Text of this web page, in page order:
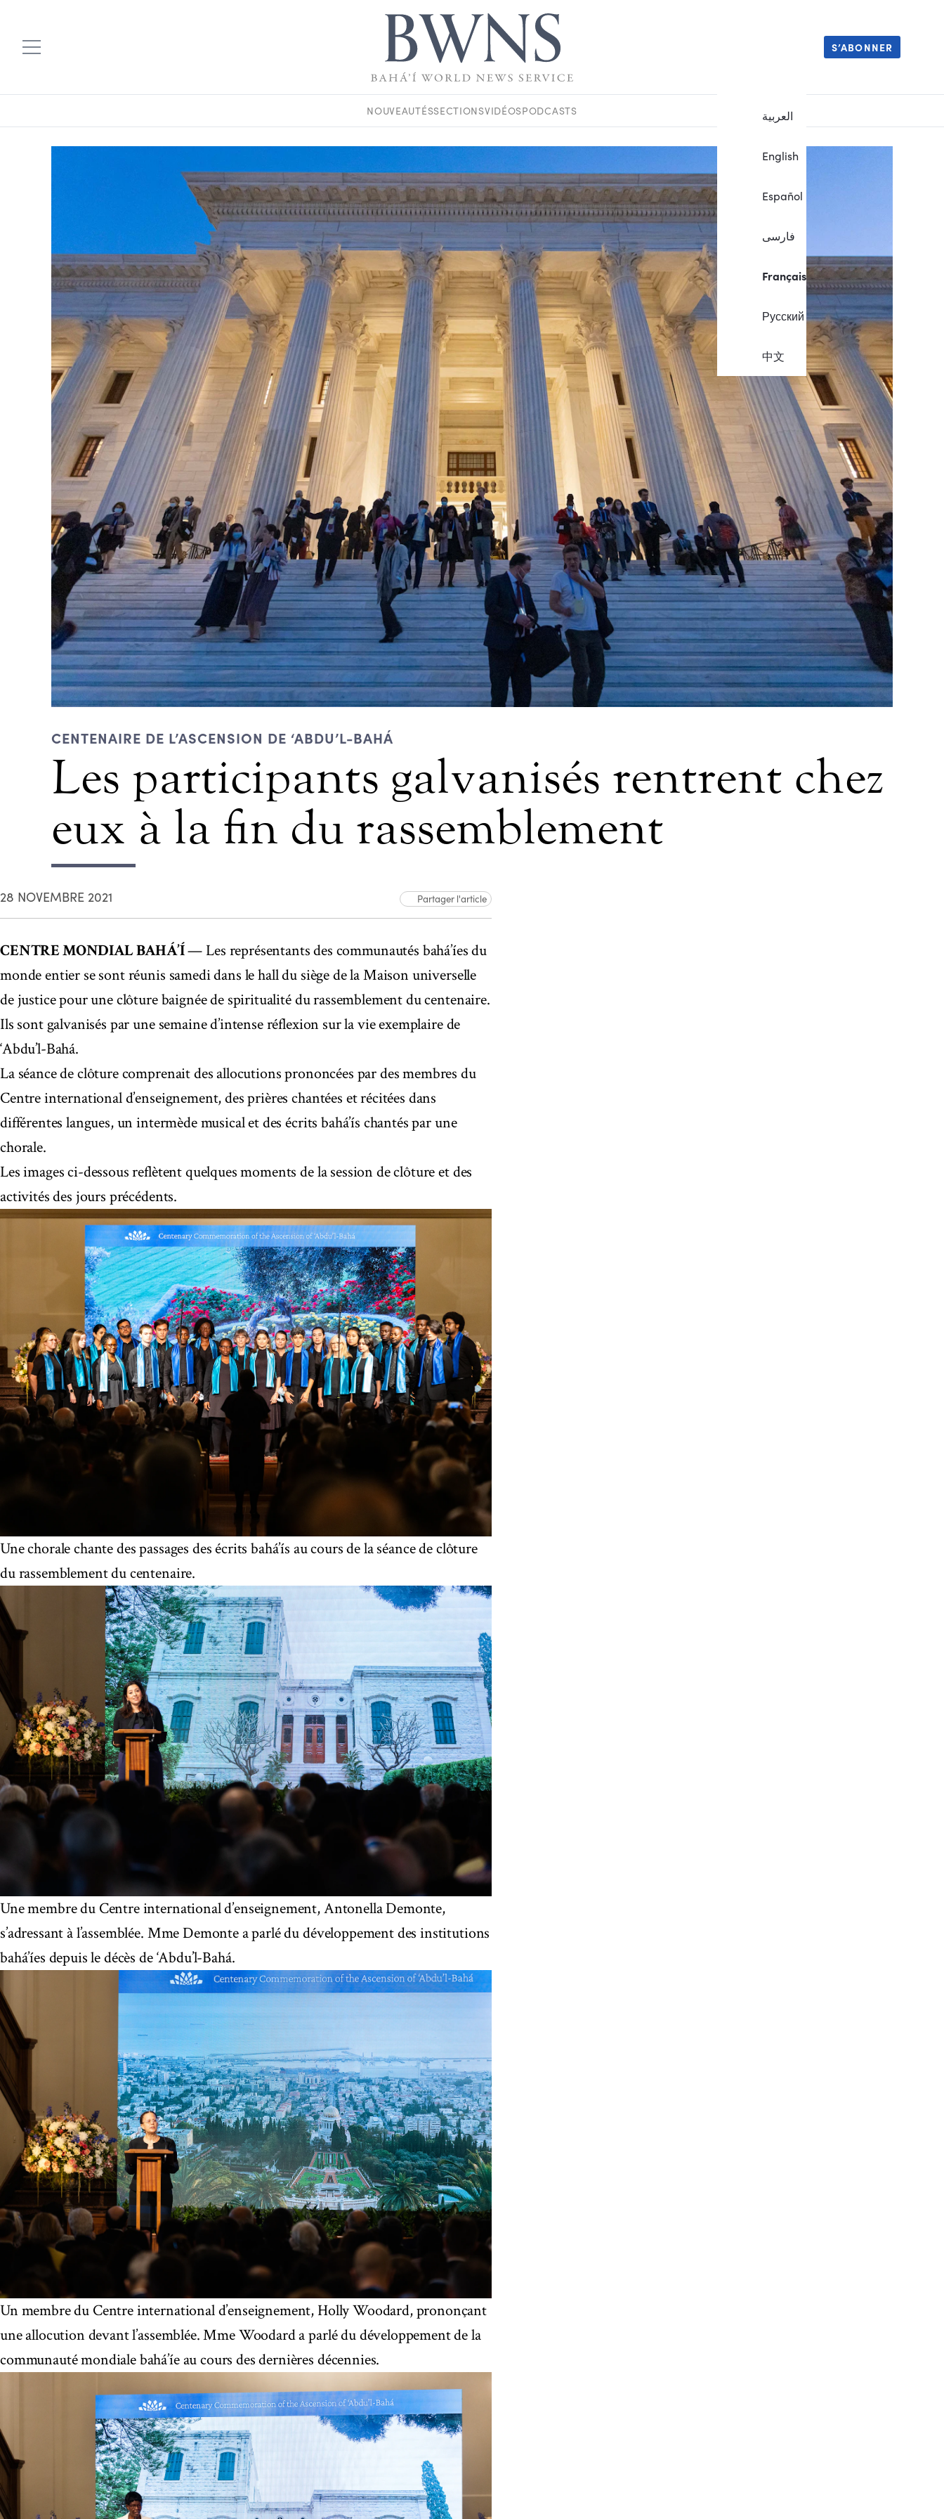
العربية
English
Español
فارسی
Français
Русский
中文
S’ABONNER
NOUVEAUTÉSSECTIONSVIDÉOSPODCASTS
CENTENAIRE DE L’ASCENSION DE ‘ABDU’L-BAHÁ
Les participants galvanisés rentrent chez
eux à la fin du rassemblement
28 NOVEMBRE 2021 Partager l'article
CENTRE MONDIAL BAHÁ’Í— Les représentants des communautés bahá’íes du
monde entier se sont réunis samedi dans le hall du siège de la Maison universelle
de justice pour une clôture baignée de spiritualité du rassemblement du centenaire.
Ils sont galvanisés par une semaine d’intense réflexion sur la vie exemplaire de
‘Abdu’l-Bahá.
La séance de clôture comprenait des allocutions prononcées par des membres du
Centre international d’enseignement, des prières chantées et récitées dans
différentes langues, un intermède musical et des écrits bahá’ís chantés par une
chorale.
Les images ci-dessous reflètent quelques moments de la session de clôture et des
activités des jours précédents.
Une chorale chante des passages des écrits bahá’ís au cours de la séance de clôture
du rassemblement du centenaire.
Une membre du Centre international d’enseignement, Antonella Demonte,
s’adressant à l’assemblée. Mme Demonte a parlé du développement des institutions
bahá’íes depuis le décès de ‘Abdu’l-Bahá.
Un membre du Centre international d’enseignement, Holly Woodard, prononçant
une allocution devant l’assemblée. Mme Woodard a parlé du développement de la
communauté mondiale bahá’íe au cours des dernières décennies.